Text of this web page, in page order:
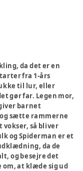
da det er en
fra 1-års
til lur, eller
gør far. Legen mor,
barnet
sætte rammerne
vokser, så bliver
og Spiderman er et
da de
og besejre det
om, at klæde sig ud